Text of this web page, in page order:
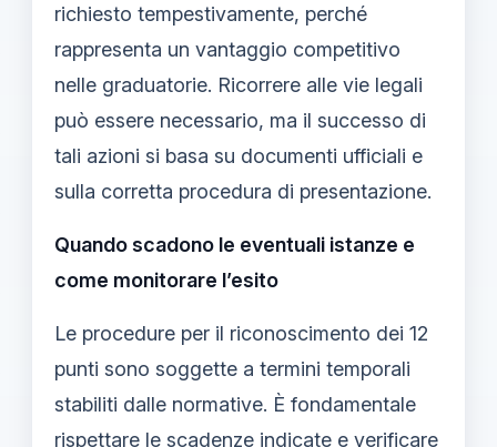
richiesto tempestivamente, perché
rappresenta un vantaggio competitivo
nelle graduatorie. Ricorrere alle vie legali
può essere necessario, ma il successo di
tali azioni si basa su documenti ufficiali e
sulla corretta procedura di presentazione.
Quando scadono le eventuali istanze e
come monitorare l’esito
Le procedure per il riconoscimento dei 12
punti sono soggette a termini temporali
stabiliti dalle normative. È fondamentale
rispettare le scadenze indicate e verificare